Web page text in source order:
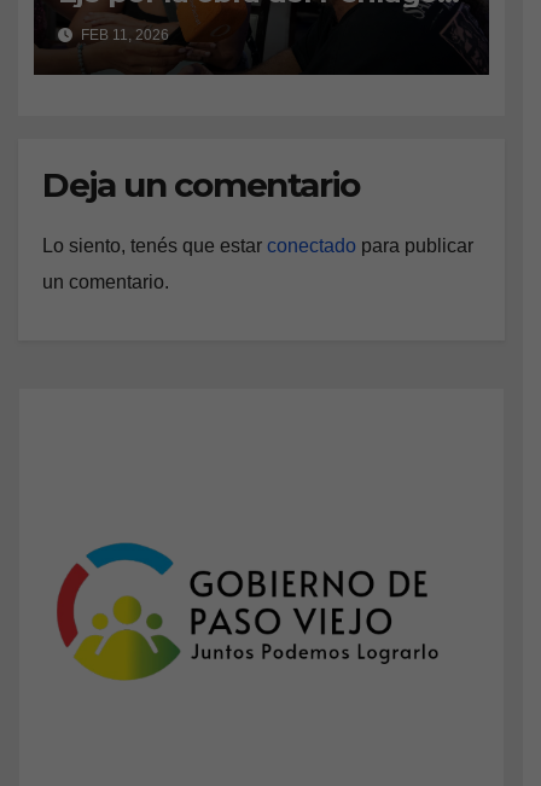
vecinos defienden el
amparo ambiental
FEB 11, 2026
Deja un comentario
Lo siento, tenés que estar conectado para publicar
un comentario.